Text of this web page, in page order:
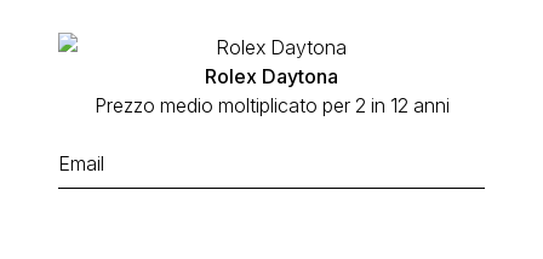
Rolex Daytona
Prezzo medio moltiplicato per 2 in 12 anni